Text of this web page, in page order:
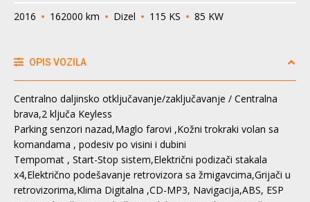
2016 162000 km Dizel 115 KS 85 KW
OPIS VOZILA
Centralno daljinsko otključavanje/zaključavanje / Centralna
brava,2 ključa Keyless
Parking senzori nazad,Maglo farovi ,Kožni trokraki volan sa
komandama , podesiv po visini i dubini
Tempomat , Start-Stop sistem,Električni podizači stakala
x4,Električno podešavanje retrovizora sa žmigavcima,Grijači u
retrovizorima,Klima Digitalna ,CD-MP3, Navigacija,ABS, ESP